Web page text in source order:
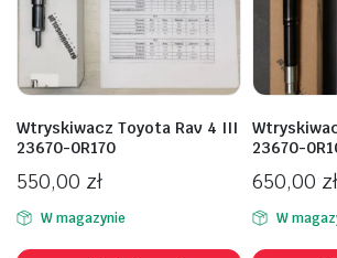
Wtryskiwacz Toyota Rav 4 III
23670-0R170
550,00 zł
W magazynie
23670-
650,00 zł
W